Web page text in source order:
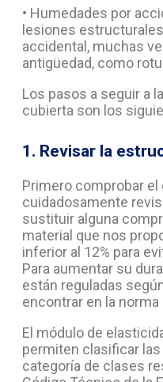
• Humedades por
lesiones
accidental, muchas
antigüedad, como
Los pasos a seguir a
cubierta son los
1. Revisar la
Primero comprobar el
cuidadosamente
sustituir alguna
material que nos
inferior al 12% para
Para aumentar su
están reguladas
encontrar en la norma
El módulo de
permiten clasificar
categoría de clases